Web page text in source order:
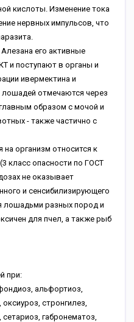
кислоты. Изменение тока
нервных импульсов, что
его активные
и поступают в органы и
ивермектина и
лошадей отмечаются через
образом с мочой и
- также частично с
на организм относится к
класс опасности по ГОСТ
не оказывает
и сенсибилизирующего
лошадьми разных пород и
для пчел, а также рыб
при:
альфортиоз,
стронгилез,
габронематоз,